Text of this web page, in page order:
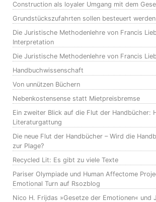
Construction als loyaler Umgang mit dem
Grundstückszufahrten sollen besteuert werden
Die Juristische Methodenlehre von Francis
Interpretation
Die Juristische Methodenlehre von Francis
Handbuchwissenschaft
Von unnützen Büchern
Nebenkostensense statt Mietpreisbremse
Ein zweiter Blick auf die Flut der Handbücher:
Literaturgattung
Die neue Flut der Handbücher – Wird die
zur Plage?
Recycled Lit: Es gibt zu viele Texte
Pariser Olympiade und Human Affectome
Emotional Turn auf Rsozblog
Nico H. Frijdas »Gesetze der Emotionen« und